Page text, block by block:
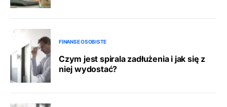
FINANSE OSOBISTE
Czym jest spirala zadłużenia i jak się z
niej wydostać?